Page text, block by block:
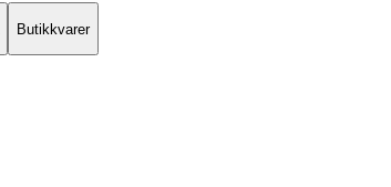
Butikkvarer